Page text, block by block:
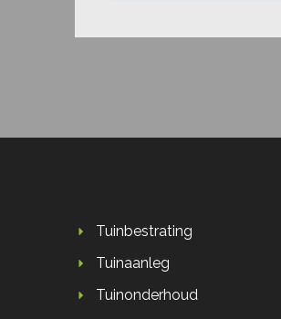
Tuinbestrating
Tuinaanleg
Tuinonderhoud